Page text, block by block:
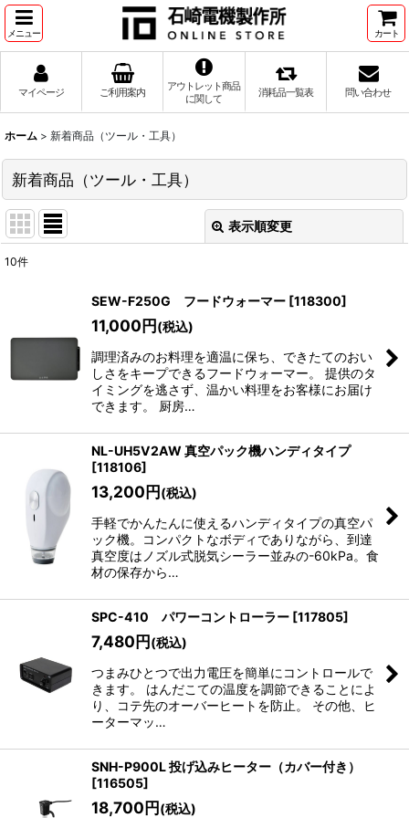
メニュー カート
マイページ ご利用案内
アウトレット商品
に関して
消耗品一覧表 問い合わせ
ホーム > 新着商品（ツール・工具）
新着商品（ツール・工具）
表示順変更
絞り込む
10件
SEW-F250G フードウォーマー [118300]
11,000円(税込)
調理済みのお料理を適温に保ち、できたてのおい
しさをキープできるフードウォーマー。 提供のタ
イミングを逃さず、温かい料理をお客様にお届け
できます。 厨房…
NL-UH5V2AW 真空パック機ハンディタイプ
[118106]
13,200円(税込)
手軽でかんたんに使えるハンディタイプの真空パ
ック機。コンパクトなボディでありながら、到達
真空度はノズル式脱気シーラー並みの-60kPa。食
材の保存から…
SPC-410 パワーコントローラー [117805]
7,480円(税込)
つまみひとつで出力電圧を簡単にコントロールで
きます。 はんだこての温度を調節できることによ
り、コテ先のオーバーヒートを防止。 その他、ヒ
ーターマッ…
SNH-P900L 投げ込みヒーター（カバー付き）
[116505]
18,700円(税込)